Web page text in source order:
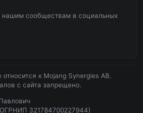
нашим сообществам в социальных
к Mojang Synergies AB.
с сайта запрещено.
321784700227944)